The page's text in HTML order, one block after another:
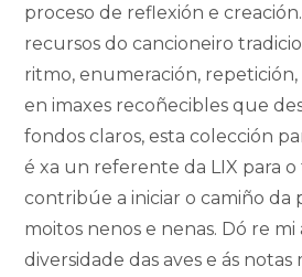
proceso de reflexión e
recursos do cancioneiro
ritmo, enumeración,
en imaxes recoñecibles que
fondos claros, esta colección
é xa un referente da LIX para o
contribúe a iniciar o camiño da
moitos nenos e nenas. Dó re mi
diversidade das aves e ás notas